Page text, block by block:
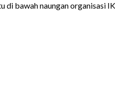
bawah naungan organisasi